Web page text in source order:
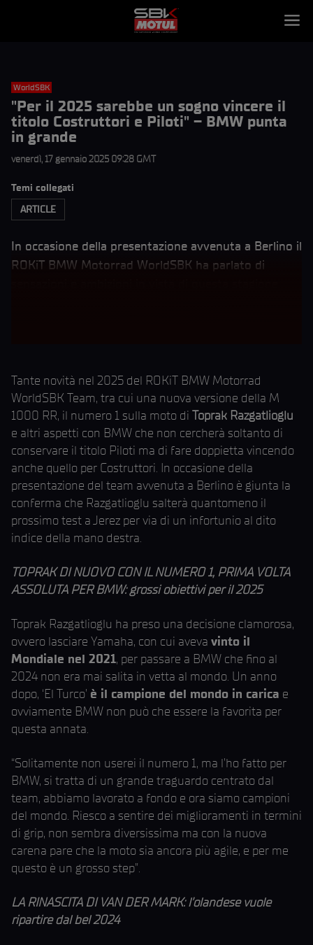
WorldSBK
"Per il 2025 sarebbe un sogno vincere il
titolo Costruttori e Piloti" – BMW punta
in grande
venerdì, 17 gennaio 2025 09:28 GMT
Temi collegati
ARTICLE
In occasione della presentazione avvenuta a Berlino il
ROKiT BMW Motorrad WorldSBK ha parlato di
Tante novità nel 2025 del ROKiT BMW Motorrad
WorldSBK Team, tra cui una nuova versione della M
1000 RR, il numero 1 sulla moto di Toprak Razgatlioglu
e altri aspetti con BMW che non cercherà soltanto di
conservare il titolo Piloti ma di fare doppietta vincendo
anche quello per Costruttori. In occasione della
presentazione del team avvenuta a Berlino è giunta la
conferma che Razgatlioglu salterà quantomeno il
prossimo test a Jerez per via di un infortunio al dito
indice della mano destra.
TOPRAK DI NUOVO CON IL NUMERO 1, PRIMA VOLTA
ASSOLUTA PER BMW: grossi obiettivi per il 2025
Toprak Razgatlioglu ha preso una decisione clamorosa,
ovvero lasciare Yamaha, con cui aveva vinto il
Mondiale nel 2021, per passare a BMW che fino al
2024 non era mai salita in vetta al mondo. Un anno
dopo, ‘El Turco’ è il campione del mondo in carica e
ovviamente BMW non può che essere la favorita per
questa annata.
“Solitamente non userei il numero 1, ma l’ho fatto per
BMW, si tratta di un grande traguardo centrato dal
team, abbiamo lavorato a fondo e ora siamo campioni
del mondo. Riesco a sentire dei miglioramenti in termini
di grip, non sembra diversissima ma con la nuova
carena pare che la moto sia ancora più agile, e per me
questo è un grosso step”.
LA RINASCITA DI VAN DER MARK: l’olandese vuole
ripartire dal bel 2024